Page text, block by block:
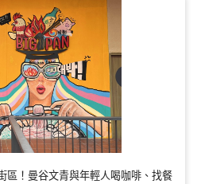
區！曼谷文青與年輕人喝咖啡、找餐